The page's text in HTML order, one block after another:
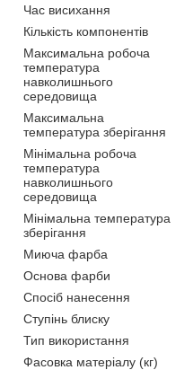
Час висихання
Кількість компонентів
Максимальна робоча
температура
навколишнього
середовища
Максимальна
температура зберігання
Мінімальна робоча
температура
навколишнього
середовища
Мінімальна температура
зберігання
Миюча фарба
Основа фарби
Спосіб нанесення
Ступінь блиску
Тип використання
Фасовка матеріалу (кг)